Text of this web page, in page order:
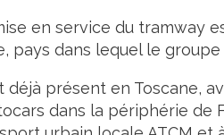
en service du tramway
pays dans lequel le
déjà présent en Toscane,
dans la périphérie de